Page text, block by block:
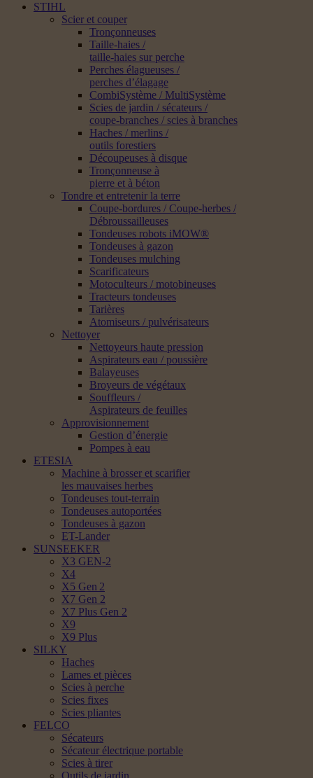
STIHL
Scier et couper
Tronçonneuses
Taille-haies /
taille-haies sur perche
Perches élagueuses /
perches d’élagage
CombiSystème / MultiSystème
Scies de jardin / sécateurs /
coupe-branches / scies à branches
Haches / merlins /
outils forestiers
Découpeuses à disque
Tronçonneuse à
pierre et à béton
Tondre et entretenir la terre
Coupe-bordures / Coupe-herbes /
Débroussailleuses
Tondeuses robots iMOW®
Tondeuses à gazon
Tondeuses mulching
Scarificateurs
Motoculteurs / motobineuses
Tracteurs tondeuses
Tarières
Atomiseurs / pulvérisateurs
Nettoyer
Nettoyeurs haute pression
Aspirateurs eau / poussière
Balayeuses
Broyeurs de végétaux
Souffleurs /
Aspirateurs de feuilles
Approvisionnement
Gestion d’énergie
Pompes à eau
ETESIA
Machine à brosser et scarifier
les mauvaises herbes
Tondeuses tout-terrain
Tondeuses autoportées
Tondeuses à gazon
ET-Lander
SUNSEEKER
X3 GEN-2
X4
X5 Gen 2
X7 Gen 2
X7 Plus Gen 2
X9
X9 Plus
SILKY
Haches
Lames et pièces
Scies à perche
Scies fixes
Scies pliantes
FELCO
Sécateurs
Sécateur électrique portable
Scies à tirer
Outils de jardin